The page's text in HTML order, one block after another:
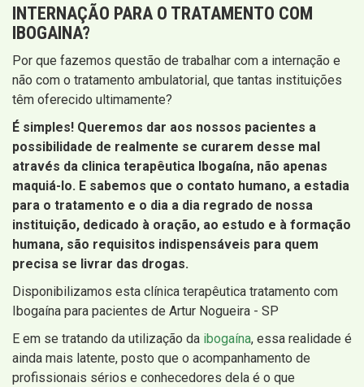
INTERNAÇÃO PARA O TRATAMENTO COM
IBOGAINA?
Por que fazemos questão de trabalhar com a internação e
não com o tratamento ambulatorial, que tantas instituições
têm oferecido ultimamente?
É simples! Queremos dar aos nossos pacientes a
possibilidade de realmente se curarem desse mal
através da clinica terapêutica Ibogaína, não apenas
maquiá-lo. E sabemos que o contato humano, a estadia
para o tratamento e o dia a dia regrado de nossa
instituição, dedicado à oração, ao estudo e à formação
humana, são requisitos indispensáveis para quem
precisa se livrar das drogas.
Disponibilizamos esta clínica terapêutica tratamento com
Ibogaína para pacientes de Artur Nogueira - SP
E em se tratando da utilização da ibogaína, essa realidade é
ainda mais latente, posto que o acompanhamento de
profissionais sérios e conhecedores dela é o que